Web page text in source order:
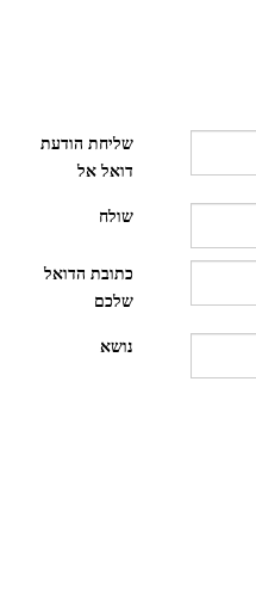
שליחת הודעת
דואל אל
שולח
כתובת הדואל
שלכם
נושא